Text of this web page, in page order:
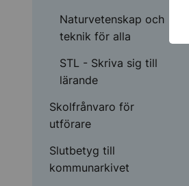
Naturvetenskap och
teknik för alla
STL - Skriva sig till
lärande
Skolfrånvaro för
utförare
Slutbetyg till
kommunarkivet